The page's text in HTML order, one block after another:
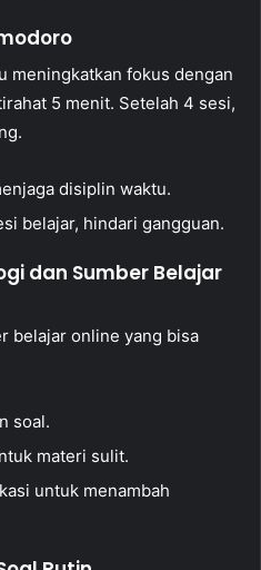
meningkatkan fokus dengan
5 menit. Setelah 4 sesi,
disiplin waktu.
belajar, hindari gangguan.
dan Sumber Belajar
belajar online yang bisa
soal.
materi sulit.
untuk menambah